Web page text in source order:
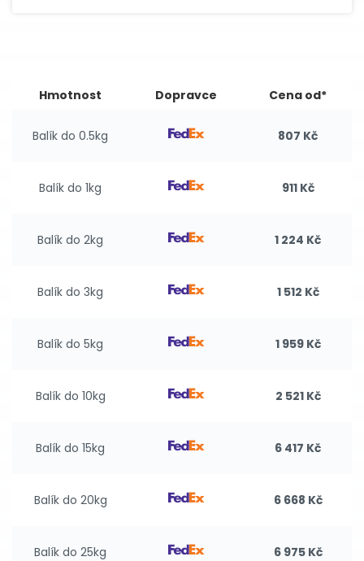
Hmotnost Dopravce Cena od*
Balík do 0.5kg 807 Kč
Balík do 1kg 911 Kč
Balík do 2kg 1 224 Kč
Balík do 3kg 1 512 Kč
Balík do 5kg 1 959 Kč
Balík do 10kg 2 521 Kč
Balík do 15kg 6 417 Kč
Balík do 20kg 6 668 Kč
Balík do 25kg 6 975 Kč